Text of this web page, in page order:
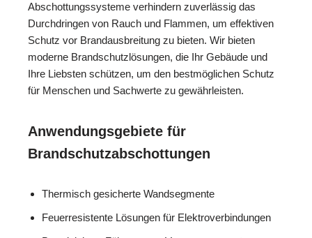
Abschottungssysteme verhindern zuverlässig das
Durchdringen von Rauch und Flammen, um effektiven
Schutz vor Brandausbreitung zu bieten. Wir bieten
moderne Brandschutzlösungen, die Ihr Gebäude und
Ihre Liebsten schützen, um den bestmöglichen Schutz
für Menschen und Sachwerte zu gewährleisten.
Anwendungsgebiete für
Brandschutzabschottungen
Thermisch gesicherte Wandsegmente
Feuerresistente Lösungen für Elektroverbindungen